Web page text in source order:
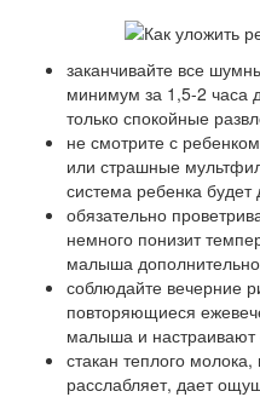
заканчивайте все
минимум за 1,5-2 часа
только спокойные
не смотрите с
или страшные
система ребенка будет
обязательно
немного понизит
малыша
соблюдайте вечерние
повторяющиеся
малыша и настраивают
стакан теплого
расслабляет, дает